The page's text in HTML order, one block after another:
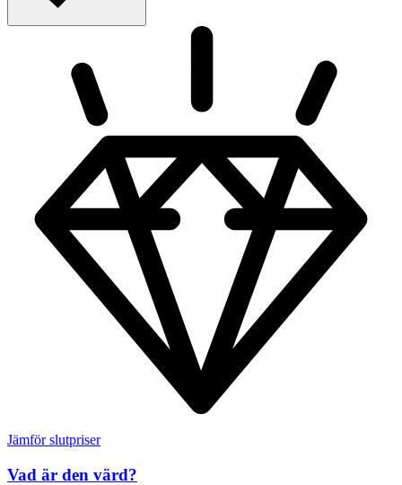
Jämför slutpriser
Vad är den värd?